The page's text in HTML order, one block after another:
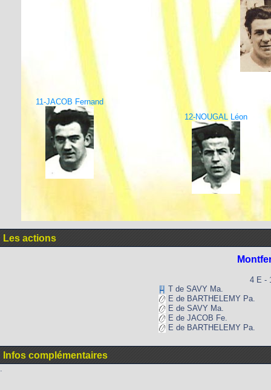
11-JACOB Fernand
12-NOUGAL Léon
Les actions
4 E -
T de SAVY Ma.
E de BARTHELEMY Pa.
E de SAVY Ma.
E de JACOB Fe.
E de BARTHELEMY Pa.
Infos complémentaires
.